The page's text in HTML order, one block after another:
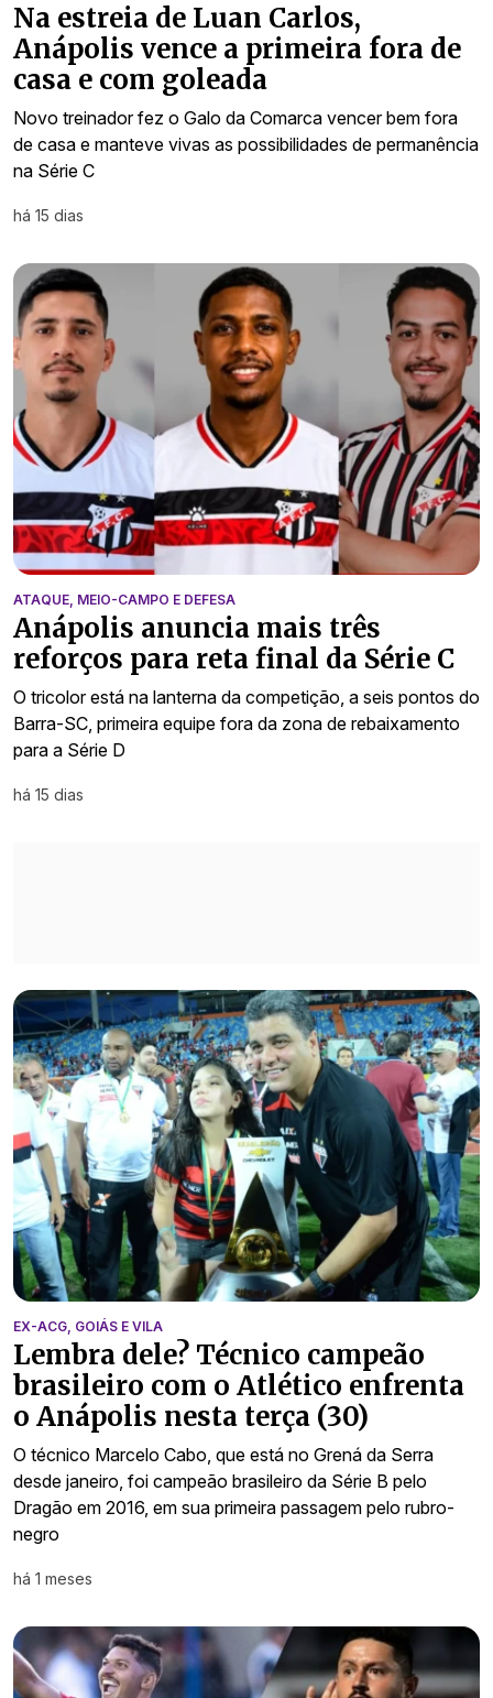
Na estreia de Luan Carlos,
Anápolis vence a primeira fora de
casa e com goleada
Novo treinador fez o Galo da Comarca vencer bem fora
de casa e manteve vivas as possibilidades de permanência
na Série C
há 15 dias
ATAQUE, MEIO-CAMPO E DEFESA
Anápolis anuncia mais três
reforços para reta final da Série C
O tricolor está na lanterna da competição, a seis pontos do
Barra-SC, primeira equipe fora da zona de rebaixamento
para a Série D
há 15 dias
EX-ACG, GOIÁS E VILA
Lembra dele? Técnico campeão
brasileiro com o Atlético enfrenta
o Anápolis nesta terça (30)
O técnico Marcelo Cabo, que está no Grená da Serra
desde janeiro, foi campeão brasileiro da Série B pelo
Dragão em 2016, em sua primeira passagem pelo rubro-
negro
há 1 meses